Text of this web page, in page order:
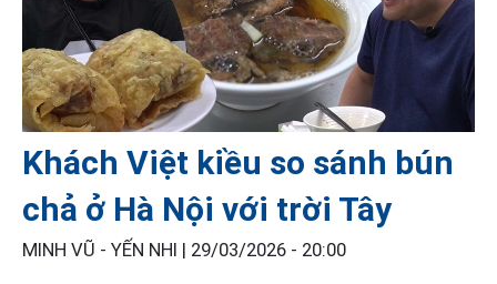
Khách Việt kiều so sánh bún
chả ở Hà Nội với trời Tây
MINH VŨ - YẾN NHI | 29/03/2026 - 20:00